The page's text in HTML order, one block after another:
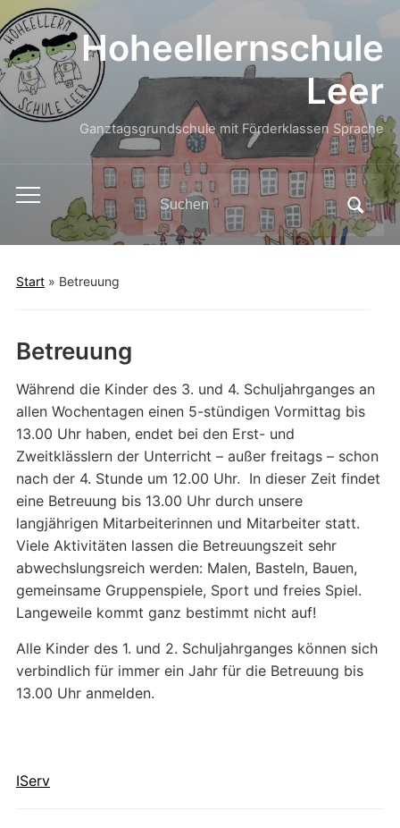
Hoheellernschule
Leer
Ganztagsgrundschule mit Förderklassen Sprache
Toggle
mobile
menu
Search
for:
Start» Betreuung
IServ
Betreuung
Während die Kinder des 3. und 4. Schuljahrganges an
allen Wochentagen einen 5-stündigen Vormittag bis
13.00 Uhr haben, endet bei den Erst- und
Zweitklässlern der Unterricht – außer freitags – schon
nach der 4. Stunde um 12.00 Uhr. In dieser Zeit findet
eine Betreuung bis 13.00 Uhr durch unsere
langjährigen Mitarbeiterinnen und Mitarbeiter statt.
Viele Aktivitäten lassen die Betreuungszeit sehr
abwechslungsreich werden: Malen, Basteln, Bauen,
gemeinsame Gruppenspiele, Sport und freies Spiel.
Langeweile kommt ganz bestimmt nicht auf!
Alle Kinder des 1. und 2. Schuljahrganges können sich
verbindlich für immer ein Jahr für die Betreuung bis
13.00 Uhr anmelden.